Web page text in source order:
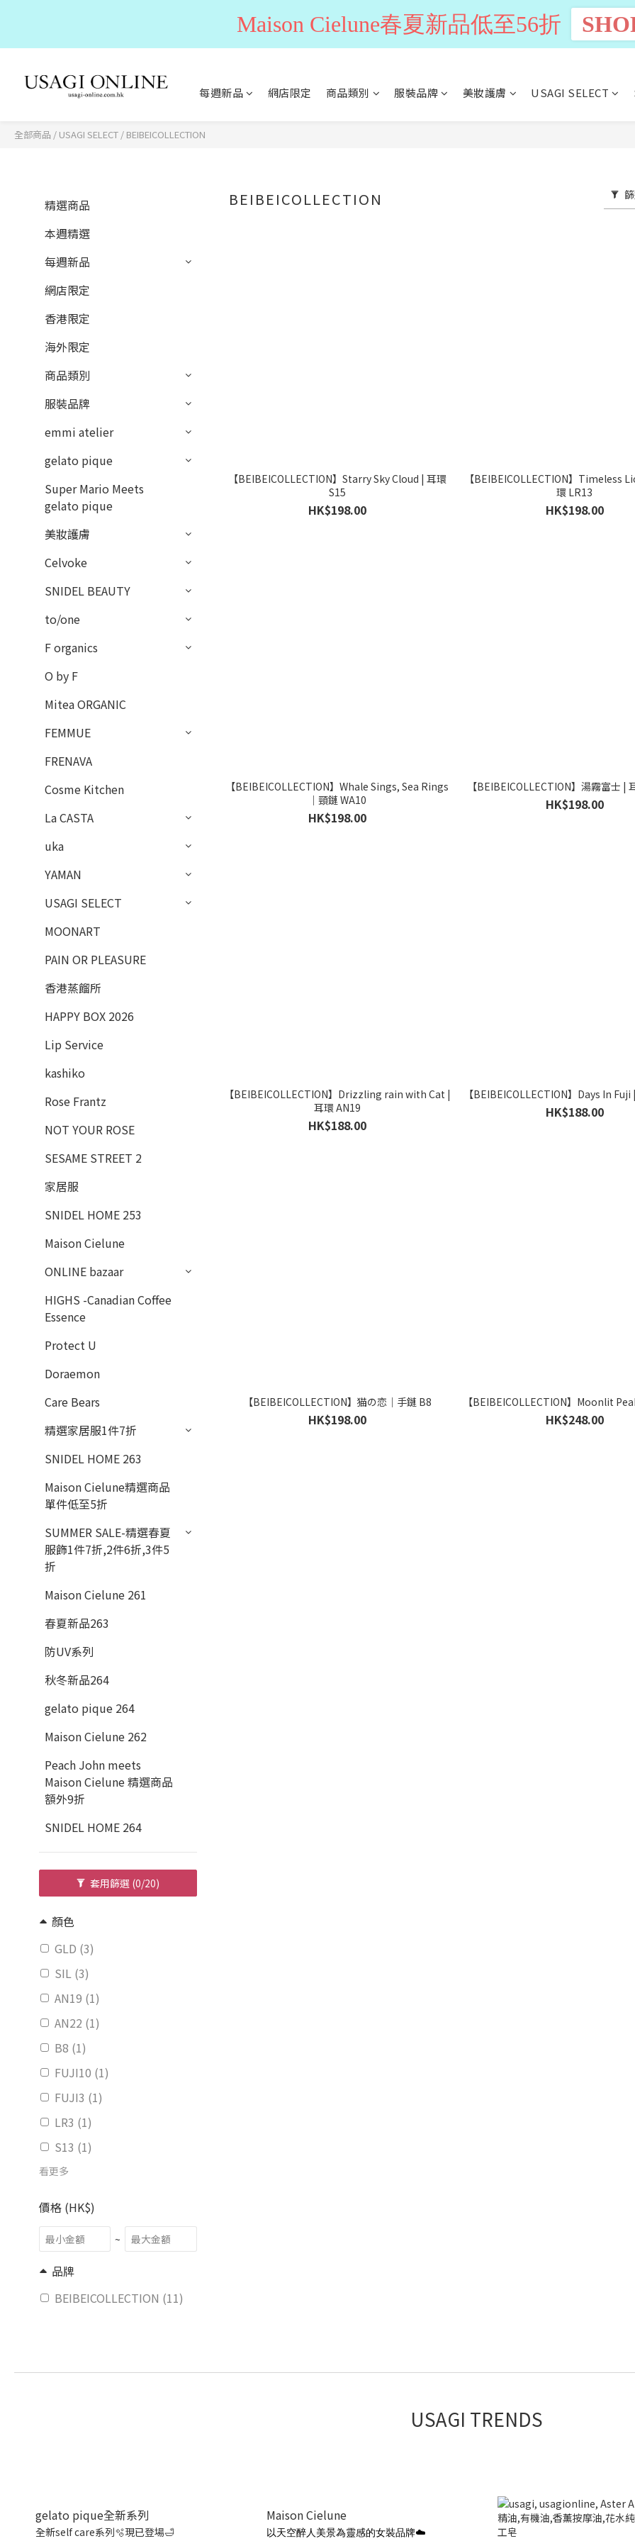
每週新品 網店限定 商品類別 服裝品牌 美妝護膚 USAGI SELECT
全部商品 / USAGI SELECT / BEIBEICOLLECTION
精選商品
本週精選
每週新品
網店限定
香港限定
海外限定
商品類別
服裝品牌
emmi atelier
gelato pique
Super Mario Meets
gelato pique
美妝護膚
Celvoke
SNIDEL BEAUTY
to/one
F organics
O by F
Mitea ORGANIC
FEMMUE
FRENAVA
Cosme Kitchen
La CASTA
uka
YAMAN
USAGI SELECT
MOONART
PAIN OR PLEASURE
香港蒸餾所
HAPPY BOX 2026
Lip Service
kashiko
Rose Frantz
NOT YOUR ROSE
SESAME STREET 2
家居服
SNIDEL HOME 253
Maison Cielune
ONLINE bazaar
HIGHS -Canadian Coffee
Essence
Protect U
Doraemon
Care Bears
精選家居服1件7折
SNIDEL HOME 263
Maison Cielune精選商品
單件低至5折
SUMMER SALE-精選春夏
服飾1件7折,2件6折,3件5
折
Maison Cielune 261
春夏新品263
防UV系列
秋冬新品264
gelato pique 264
Maison Cielune 262
Peach John meets
Maison Cielune 精選商品
額外9折
SNIDEL HOME 264
套用篩選 (0/20)
顏色
GLD (3)
SIL (3)
AN19 (1)
AN22 (1)
B8 (1)
FUJI10 (1)
FUJI3 (1)
LR3 (1)
S13 (1)
看更多
價格 (HK$)
~
品牌
BEIBEICOLLECTION (11)
BEIBEICOLLECTION
【BEIBEICOLLECTION】Starry Sky Cloud | 耳環
S15
HK$198.00
【BEIBEICOLLECTION】Timeless
環 LR13
HK$198.00
【BEIBEICOLLECTION】Whale Sings, Sea Rings
｜頸鏈 WA10
HK$198.00
【BEIBEICOLLECTION】湯霧富士 |
HK$198.00
【BEIBEICOLLECTION】Drizzling rain with Cat |
耳環 AN19
HK$188.00
【BEIBEICOLLECTION】Days In Fuji
HK$188.00
【BEIBEICOLLECTION】猫の恋｜手鏈 B8
HK$198.00
【BEIBEICOLLECTION】Moonlit
HK$248.00
USAGI TRENDS
gelato pique全新系列
全新self care系列🫧現已登場🛁
Maison Cielune
以天空醉人美景為靈感的女裝品牌☁️
Maison Cielune春夏新品低至56折